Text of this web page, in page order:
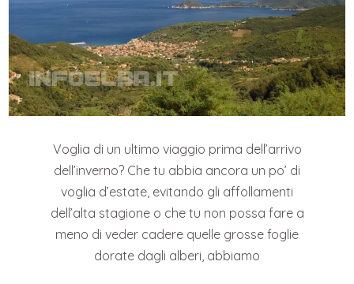
Voglia di un ultimo viaggio prima dell’arrivo
dell’inverno? Che tu abbia ancora un po’ di
voglia d’estate, evitando gli affollamenti
dell’alta stagione o che tu non possa fare a
meno di veder cadere quelle grosse foglie
dorate dagli alberi, abbiamo